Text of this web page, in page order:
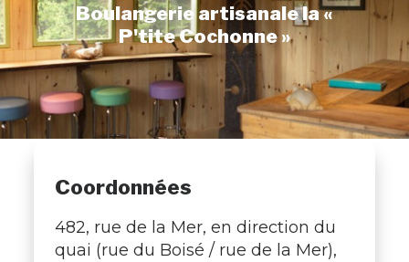
Boulangerie artisanale la «
P'tite Cochonne »
Coordonnées
482, rue de la Mer, en direction du
quai (rue du Boisé / rue de la Mer),